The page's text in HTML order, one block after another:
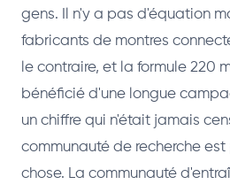
gens. Il n'y a pas d'équation
fabricants de montres
le contraire, et la formule 220
bénéficié d'une longue
un chiffre qui n'était jamais
communauté de recherche
chose. La communauté